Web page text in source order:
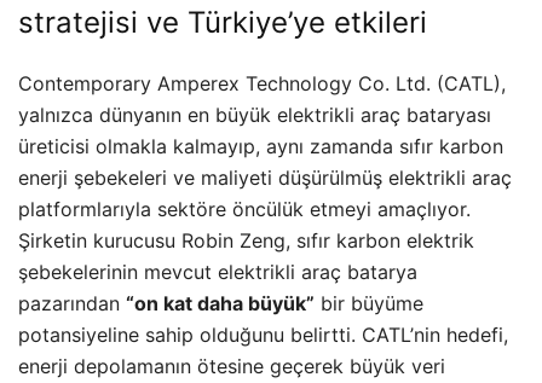
stratejisi ve Türkiye’ye etkileri
Contemporary Amperex Technology Co. Ltd. (CATL),
yalnızca dünyanın en büyük elektrikli araç bataryası
üreticisi olmakla kalmayıp, aynı zamanda sıfır karbon
enerji şebekeleri ve maliyeti düşürülmüş elektrikli araç
platformlarıyla sektöre öncülük etmeyi amaçlıyor.
Şirketin kurucusu Robin Zeng, sıfır karbon elektrik
şebekelerinin mevcut elektrikli araç batarya
pazarından “on kat daha büyük” bir büyüme
potansiyeline sahip olduğunu belirtti. CATL’nin hedefi,
enerji depolamanın ötesine geçerek büyük veri